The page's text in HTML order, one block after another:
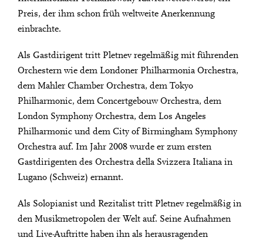
Preis, der ihm schon früh weltweite Anerkennung
einbrachte.
Als Gastdirigent tritt Pletnev regelmäßig mit führenden
Orchestern wie dem Londoner Philharmonia Orchestra,
dem Mahler Chamber Orchestra, dem Tokyo
Philharmonic, dem Concertgebouw Orchestra, dem
London Symphony Orchestra, dem Los Angeles
Philharmonic und dem City of Birmingham Symphony
Orchestra auf. Im Jahr 2008 wurde er zum ersten
Gastdirigenten des Orchestra della Svizzera Italiana in
Lugano (Schweiz) ernannt.
Als Solopianist und Rezitalist tritt Pletnev regelmäßig in
den Musikmetropolen der Welt auf. Seine Aufnahmen
und Live-Auftritte haben ihn als herausragenden